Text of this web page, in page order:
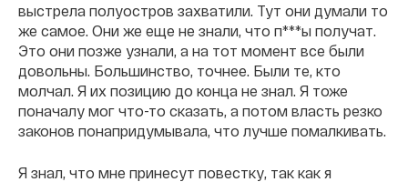
выстрела полуостров захватили. Тут они думали то
же самое. Они же еще не знали, что п***ы получат.
Это они позже узнали, а на тот момент все были
довольны. Большинство, точнее. Были те, кто
молчал. Я их позицию до конца не знал. Я тоже
поначалу мог что-то сказать, а потом власть резко
законов понапридумывала, что лучше помалкивать.
Я знал, что мне принесут повестку, так как я